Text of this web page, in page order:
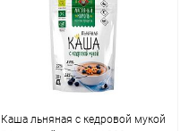
Каша льняная с кедровой мукой